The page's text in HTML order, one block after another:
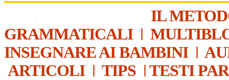
IL
GRAMMATICALI|
INSEGNARE AI BAMBINI|
ARTICOLI| TIPS | TESTI